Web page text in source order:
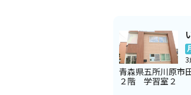
3
青森県五所川原市
２階 学習室２